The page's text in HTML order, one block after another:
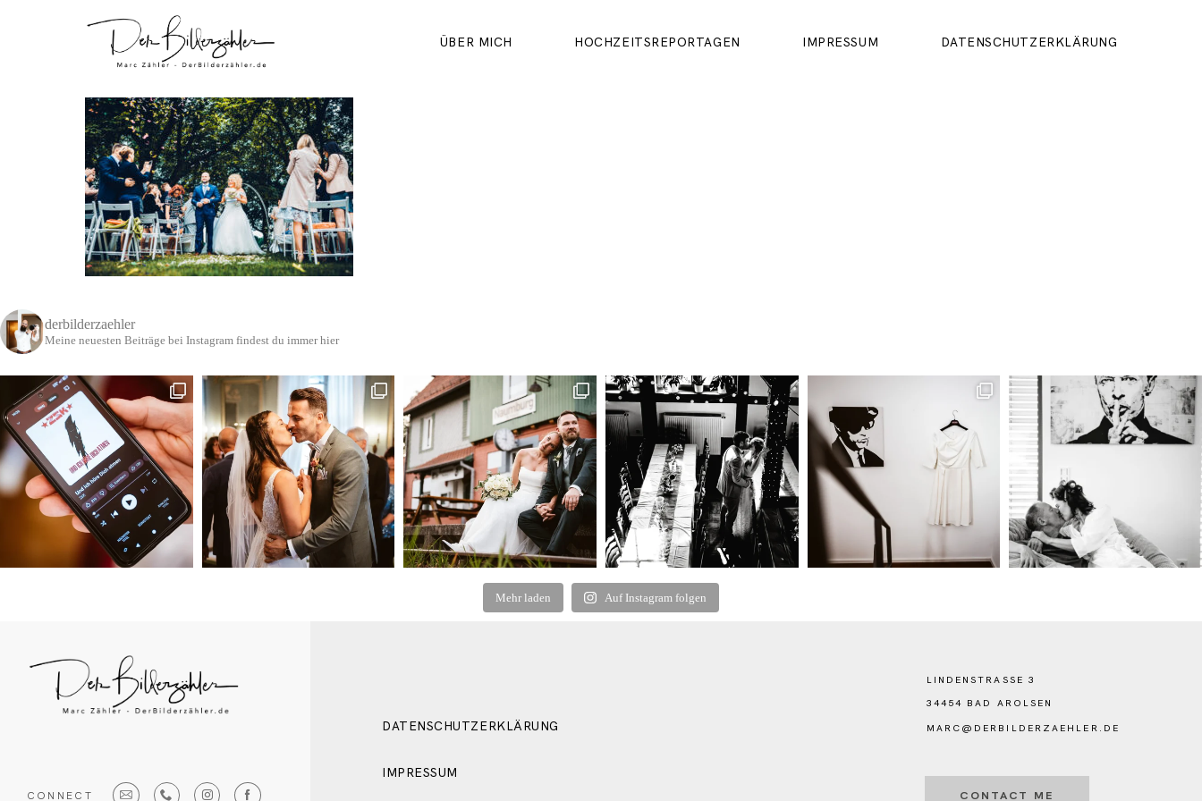
ÜBER MICH HOCHZEITSREPORTAGEN IMPRESSUM DATENSCHUTZERKLÄRUNG
derbilderzaehler
Meine neuesten Beiträge bei Instagram findest du immer hier
Mehr laden Auf Instagram folgen
LINDENSTRASSE 3
DATENSCHUTZERKLÄRUNG
IMPRESSUM
34454 BAD AROLSEN
MARC@DERBILDERZAEHLER.DE
CONNECT CONTACT ME